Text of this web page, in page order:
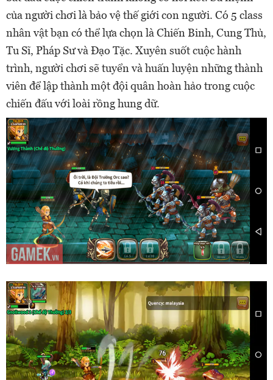
của người chơi là bảo vệ thế giới con người. Có 5 class
nhân vật bạn có thể lựa chọn là Chiến Binh, Cung Thủ,
Tu Sĩ, Pháp Sư và Đạo Tặc. Xuyên suốt cuộc hành
trình, người chơi sẽ tuyển và huấn luyện những thành
viên để lập thành một đội quân hoàn hảo trong cuộc
chiến đấu với loài rồng hung dữ.